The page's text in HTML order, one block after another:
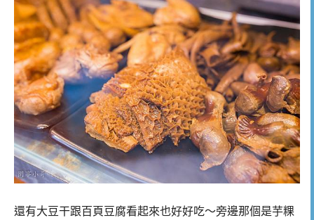
還有大豆干跟百頁豆腐看起來也好好吃～旁邊那個是芋粿